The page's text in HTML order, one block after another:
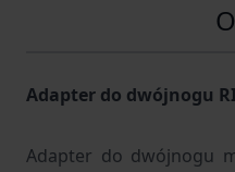
Adapter do dwójnogu
Adapter do dwójnogu